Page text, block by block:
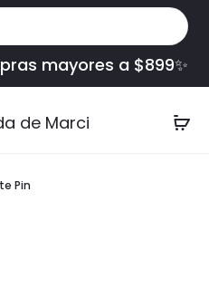
mayores a $899✨
Pin